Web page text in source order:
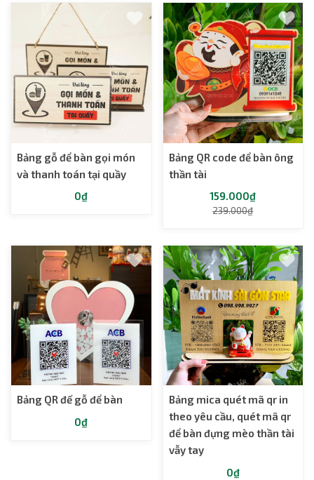
Bảng gỗ để bàn gọi món
và thanh toán tại quầy
0₫
Bảng QR code để bàn ông
thần tài
159.000₫
239.000₫
Bảng QR đế gỗ để bàn
0₫
Bảng mica quét mã qr in
theo yêu cầu, quét mã qr
để bàn đựng mèo thần tài
vẫy tay
0₫